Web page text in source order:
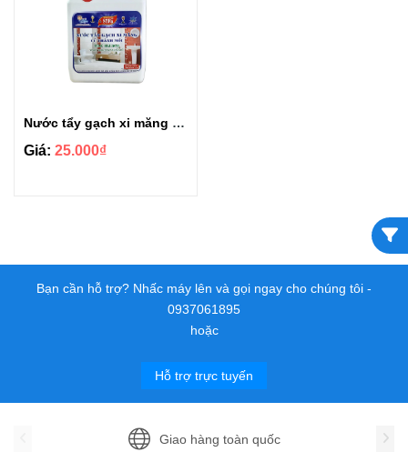
Nước tẩy gạch xi măng thông minh Sifa 1.2kg
Giá: 25.000₫
Bạn cần hỗ trợ? Nhấc máy lên và gọi ngay cho chúng tôi -
0937061895
hoặc
Hỗ trợ trực tuyến
Giao hàng toàn quốc